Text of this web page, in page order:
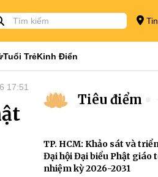
Tuổi TrẻKinh Điển
17:51
Tiêu điểm
TP. HCM: Khảo sát và
Đại hội Đại biểu Phật giáo
nhiệm kỳ 2026-2031